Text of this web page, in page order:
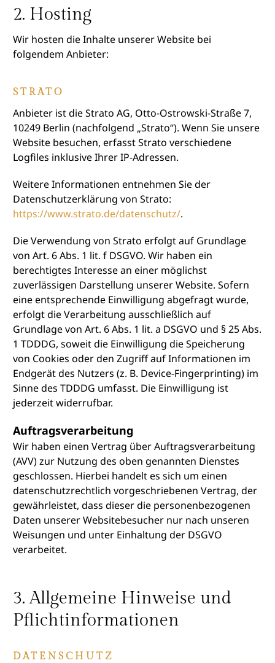
2. Hosting
Wir hosten die Inhalte unserer Website bei
folgendem Anbieter:
STRATO
Anbieter ist die Strato AG, Otto-Ostrowski-Straße 7,
10249 Berlin (nachfolgend „Strato“). Wenn Sie unsere
Website besuchen, erfasst Strato verschiedene
Logfiles inklusive Ihrer IP-Adressen.
Weitere Informationen entnehmen Sie der
Datenschutzerklärung von Strato:
https://www.strato.de/datenschutz/.
Die Verwendung von Strato erfolgt auf Grundlage
von Art. 6 Abs. 1 lit. f DSGVO. Wir haben ein
berechtigtes Interesse an einer möglichst
zuverlässigen Darstellung unserer Website. Sofern
eine entsprechende Einwilligung abgefragt wurde,
erfolgt die Verarbeitung ausschließlich auf
Grundlage von Art. 6 Abs. 1 lit. a DSGVO und § 25 Abs.
1 TDDDG, soweit die Einwilligung die Speicherung
von Cookies oder den Zugriff auf Informationen im
Endgerät des Nutzers (z. B. Device-Fingerprinting) im
Sinne des TDDDG umfasst. Die Einwilligung ist
jederzeit widerrufbar.
Auftragsverarbeitung
Wir haben einen Vertrag über Auftragsverarbeitung
(AVV) zur Nutzung des oben genannten Dienstes
geschlossen. Hierbei handelt es sich um einen
datenschutzrechtlich vorgeschriebenen Vertrag, der
gewährleistet, dass dieser die personenbezogenen
Daten unserer Websitebesucher nur nach unseren
Weisungen und unter Einhaltung der DSGVO
verarbeitet.
3. Allgemeine Hinweise und
Pflicht­informationen
DATENSCHUTZ